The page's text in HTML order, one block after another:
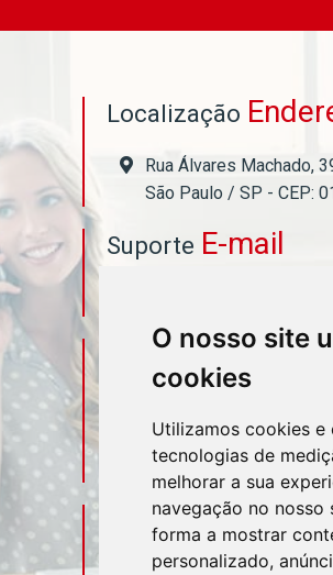
O nosso site
cookies
Utilizamos cookies e
tecnologias de
melhorar a sua
navegação no nosso
forma a mostrar
personalizado,
Localização
Rua Álvares Machado,
São Paulo / SP - CEP:
Suporte E-mail
ContatoTelefone
(11) 95580-
RedesSociais